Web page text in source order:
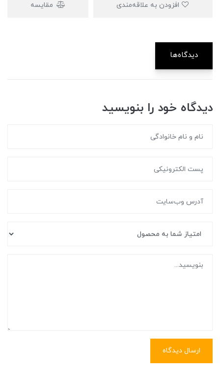
مقایسه
دیدگاه‌ها
دیدگاه خود را بنویسید
ارسال دیدگاه